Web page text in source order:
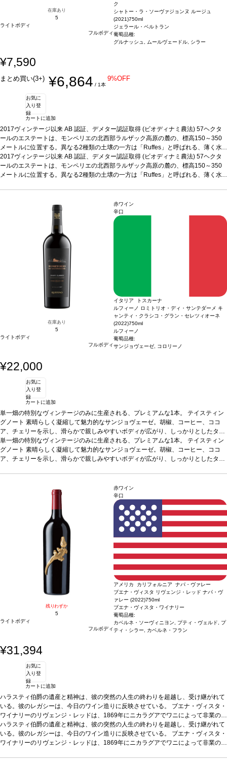
在庫あり
5
ライトボディ
フルボディ
ク
シャトー・ラ・ソーヴァジョンヌ ルージュ
(2021)750ml
ジェラール・ベルトラン
葡萄品種:
グルナッシュ, ムールヴェードル, シラー
¥7,590
まとめ買い(3+) ¥6,864 / 1本
9%OFF
お気に
入り登
録
カートに追加
2017ヴィンテージ以来 AB 認証、デメター認証取得 (ビオディナミ農法)57ヘクタ
ールのエステートは、モンペリエの北西部ラルザック高原の麓の、標高150～350
メートルに位置する。異なる2種類の土壌の一方は「Ruffes」と呼ばれる、薄く水
分を通しミネラル（ボーキサイト、鉄、アルミニウムなど）に富んだ土壌、他方
は、より深い砂岩と頁岩が砕けた土壌で水分を保持する。畑はエロー北部の中心に
位置する。気候は気温の範囲が広く、海からの距離と高原に近いことが夏の夜間に
生き生きとしたスパイスを伴う。ほのかな黒果実とジンジャーブレッドのニュアン
スを感じ、エレガントで洗練されたタンニンが味わいを縁取り、素晴らしいバラン
スと快活さを備えている。
オーブラック牛のステーキやラルザックのチ
ーズなど、南仏の定番料理との相性抜群
認証デメテール
同様の場合は自動的に次のヴィンテージに変更されます、ご了承ください。
2017ヴィンテージ以来 AB 認証、デメター認証取得 (ビオディナミ農法)57ヘクタ
ールのエステートは、モンペリエの北西部ラルザック高原の麓の、標高150～350
メートルに位置する。異なる2種類の土壌の一方は「Ruffes」と呼ばれる、薄く水
位置する。気候は気温の範囲が広く、海からの距離と高原に近いことが夏の夜間に
爽やかな空気をもたらし、ゆっくりと果実の熟成が進む。
赤みがかった濃いルビー色。ノーズは力強い低木地を表し、ジャムのような果実と
生き生きとしたスパイスを伴う。ほのかな黒果実とジンジャーブレッドのニュアン
スを感じ、エレガントで洗練されたタンニンが味わいを縁取り、素晴らしいバラン
スと快活さを備えている。
ーズなど、南仏の定番料理との相性抜群
認証 デメテール
同様の場合は自動的に次のヴィンテージに変更されます、ご了承ください。
在庫あり
5
ライトボディ
フルボディ
赤ワイン
辛口
イタリア トスカーナ
ルフィーノ ロミトリオ・ディ・サンテダーメ キ
ャンティ・クラシコ・グラン・セレツィオーネ
(2022)750ml
ルフィーノ
葡萄品種:
サンジョヴェーゼ, コロリーノ
¥22,000
お気に
入り登
録
カートに追加
単一畑の特別なヴィンテージのみに生産される、プレミアムな1本。 テイスティン
グノート 素晴らしく凝縮して魅力的なサンジョヴェーゼ。胡椒、コーヒー、ココ
ア、チェリーを示し、滑らかで親しみやすいボディが広がり、しっかりとしたタン
ニンが感じられる。スパイスとウッディさを伴う、長い余韻の後味が続く。葡萄品
種サンジョヴェーゼ 98%、コロリーノ 2%認証ユーロリーフ、SQNPI
単一畑の特別なヴィンテージのみに生産される、プレミアムな1本。 テイスティン
グノート 素晴らしく凝縮して魅力的なサンジョヴェーゼ。胡椒、コーヒー、ココ
ア、チェリーを示し、滑らかで親しみやすいボディが広がり、しっかりとしたタン
残りわずか
5
ライトボディ
フルボディ
赤ワイン
辛口
アメリカ カリフォルニア ナパ・ヴァレー
ブエナ・ヴィスタ リヴェンジ・レッド ナパ・ヴ
ァレー (2022)750ml
ブエナ・ヴィスタ・ワイナリー
葡萄品種:
カベルネ・ソーヴィニヨン, プティ・ヴェルド, プ
ティ・シラー, カベルネ・フラン
¥31,394
お気に
入り登
録
カートに追加
ハラスティ伯爵の遺産と精神は、彼の突然の人生の終わりを超越し、受け継がれて
いる。彼のレガシーは、今日のワイン造りに反映させている。 ブエナ・ヴィスタ・
ワイナリーのリヴェンジ・レッドは、1869年にニカラグアでワニによって非業の死
を遂げたハラスティ伯爵の仇を討つもの。テイスティングノート 熟成した果実味
とフレッシュさのバランスは見事。ブラックプラム、ブラックベリーなどの濃厚な
アロマを表し、繊細なスミレのニュアンスを感じる余韻が続く。合う料理リブア
ハラスティ伯爵の遺産と精神は、彼の突然の人生の終わりを超越し、受け継がれて
いる。彼のレガシーは、今日のワイン造りに反映させている。 ブエナ・ヴィスタ・
ワイナリーのリヴェンジ・レッドは、1869年にニカラグアでワニによって非業の死